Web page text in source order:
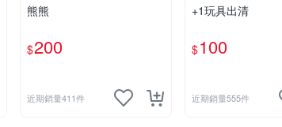
熊熊
$200
近期銷量411件
+1玩具出清
$100
近期銷量555件